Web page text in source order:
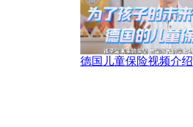
德国儿童保险视频介绍